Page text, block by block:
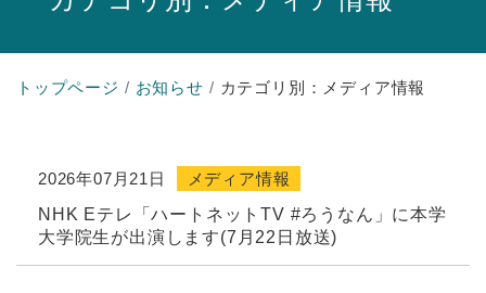
トップページ お知らせ カテゴリ別：メディア情報
2026年07月21日
メディア情報
NHK Eテレ「ハートネットTV #ろうなん」に本学
大学院生が出演します(7月22日放送)